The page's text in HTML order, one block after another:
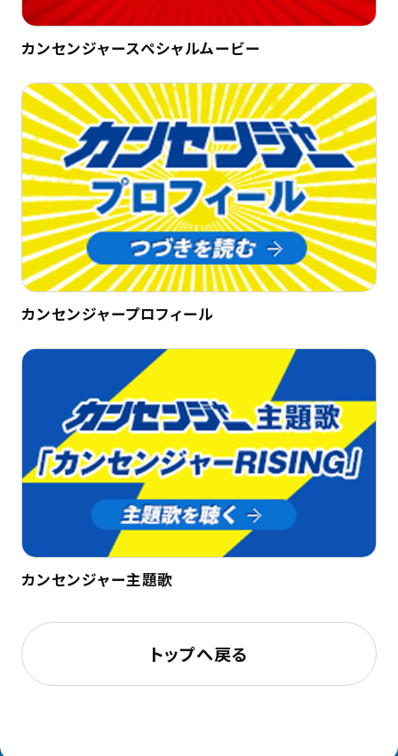
カンセンジャースペシャルムービー
カンセンジャープロフィール
カンセンジャー主題歌
トップへ戻る